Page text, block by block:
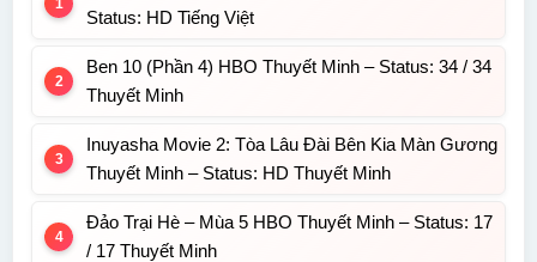
Status: HD Tiếng Việt
Ben 10 (Phần 4) HBO Thuyết Minh – Status: 34 / 34
Thuyết Minh
Inuyasha Movie 2: Tòa Lâu Đài Bên Kia Màn Gương
Thuyết Minh – Status: HD Thuyết Minh
Đảo Trại Hè – Mùa 5 HBO Thuyết Minh – Status: 17
/ 17 Thuyết Minh